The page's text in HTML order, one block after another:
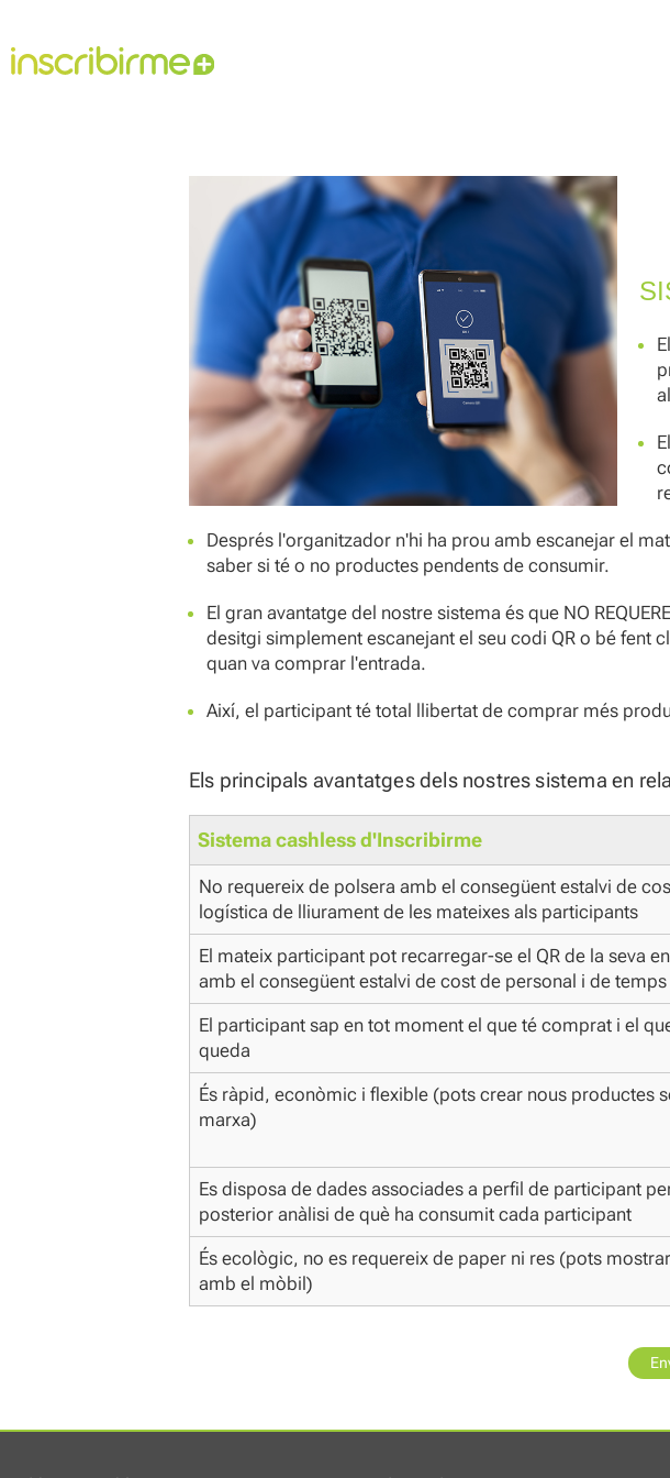
Després l'organitzador n'hi ha prou amb escanejar el
saber si té o no productes pendents de consumir.
El gran avantatge del nostre sistema és que NO
desitgi simplement escanejant el seu codi QR o bé fent
quan va comprar l'entrada.
Així, el participant té total llibertat de comprar més
Els principals avantatges dels nostres sistema en
Sistema cashless d'Inscribirme
No requereix de polsera amb el consegüent estalvi de
logística de lliurament de les mateixes als participants
El mateix participant pot recarregar-se el QR de la seva
amb el consegüent estalvi de cost de personal i de temps
El participant sap en tot moment el que té comprat i el
queda
És ràpid, econòmic i flexible (pots crear nous productes
marxa)
Es disposa de dades associades a perfil de participant
posterior anàlisi de què ha consumit cada participant
És ecològic, no es requereix de paper ni res (pots
amb el mòbil)